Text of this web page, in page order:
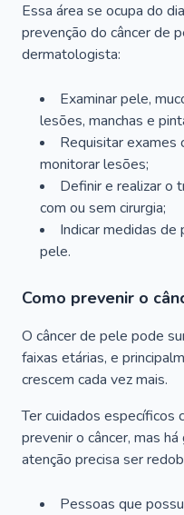
Essa área se ocupa do
prevenção do câncer de
dermatologista:
Examinar pele,
lesões, manchas e
Requisitar exames
monitorar lesões;
Definir e realizar o
com ou sem cirurgia;
Indicar medidas de
pele.
Como prevenir o
O câncer de pele pode
faixas etárias, e
crescem cada vez mais.
Ter cuidados específicos
prevenir o câncer, mas
atenção precisa ser
Pessoas que